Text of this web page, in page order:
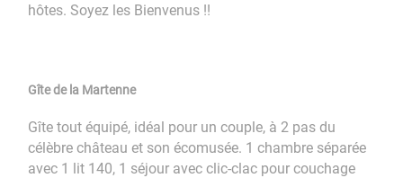
hôtes. Soyez les Bienvenus !!
Gîte de la Martenne
Gîte tout équipé, idéal pour un couple, à 2 pas du
célèbre château et son écomusée. 1 chambre séparée
avec 1 lit 140, 1 séjour avec clic-clac pour couchage